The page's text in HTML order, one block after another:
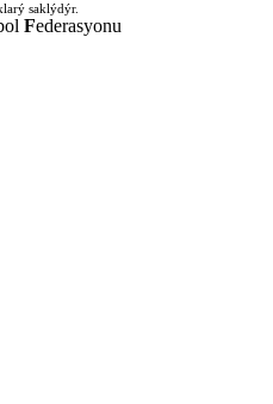
saklýdýr.
Federasyonu